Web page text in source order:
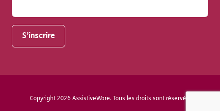
Copyright 2026 AssistiveWare. Tous les droits sont réservés.